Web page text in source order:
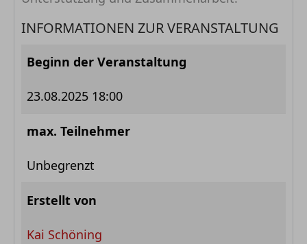
INFORMATIONEN ZUR VERANSTALTUNG
Beginn der Veranstaltung
23.08.2025 18:00
max. Teilnehmer
Unbegrenzt
Erstellt von
Kai Schöning